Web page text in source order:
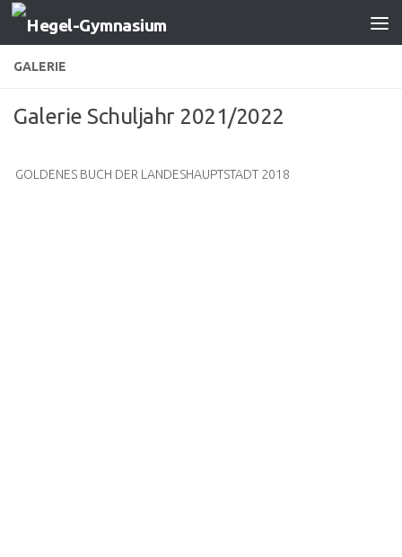
Zum Inhalt springen
GALERIE
Galerie Schuljahr 2021/2022
GOLDENES BUCH DER LANDESHAUPTSTADT 2018